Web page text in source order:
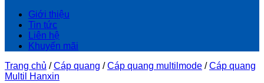
Giới thiệu
Tin tức
Liên hệ
Khuyến mãi
Trang chủ / Cáp quang / Cáp quang multilmode / Cáp quang
Multil Hanxin